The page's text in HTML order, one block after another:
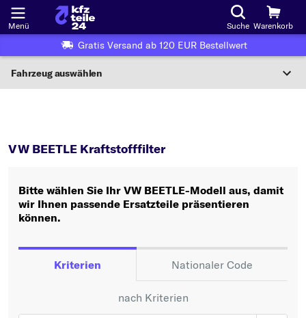
Menü Suche Warenkorb
Gratis Versand ab 120 EUR Bestellwert
Fahrzeug auswählen
Wo finde ich die?
Oder
Oder Fahrzeugauswahl nach Kriterien:
Hersteller wählen
Typ wählen
VW BEETLE Kraftstofffilter
Bitte wählen Sie Ihr VW BEETLE-Modell aus, damit
wir Ihnen passende Ersatzteile präsentieren
können.
Kriterien Nationaler Code
nach Kriterien